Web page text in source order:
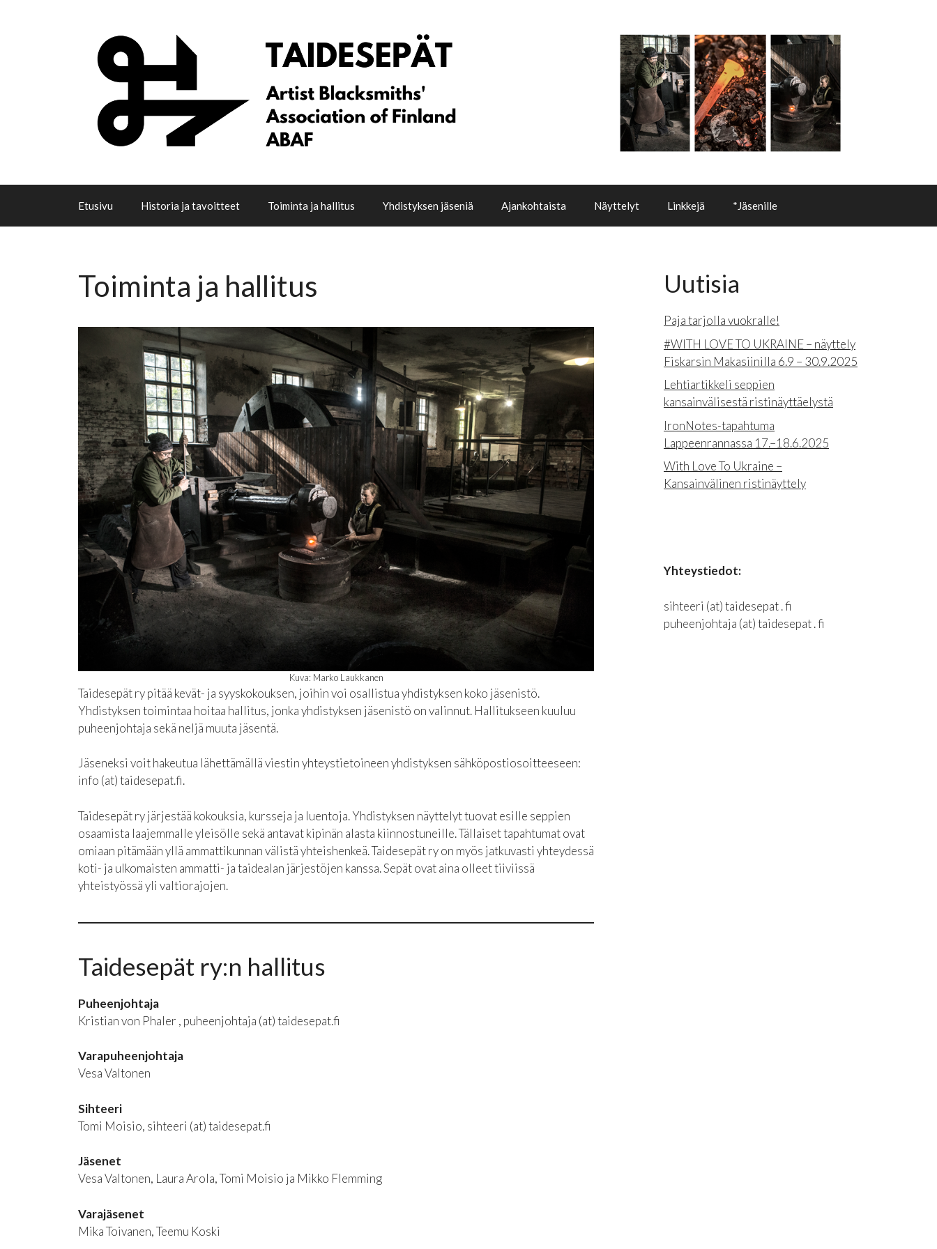
Etusivu Historia ja tavoitteet Toiminta ja hallitus Yhdistyksen jäseniä Ajankohtaista Näyttelyt Linkkejä *Jäsenille
Toiminta ja hallitus
Kuva: Marko Laukkanen
Taidesepät ry pitää kevät- ja syyskokouksen, joihin voi osallistua yhdistyksen koko jäsenistö.
Yhdistyksen toimintaa hoitaa hallitus, jonka yhdistyksen jäsenistö on valinnut. Hallitukseen kuuluu
puheenjohtaja sekä neljä muuta jäsentä.
Jäseneksi voit hakeutua lähettämällä viestin yhteystietoineen yhdistyksen sähköpostiosoitteeseen:
info (at) taidesepat.fi.
Taidesepät ry järjestää kokouksia, kursseja ja luentoja. Yhdistyksen näyttelyt tuovat esille seppien
osaamista laajemmalle yleisölle sekä antavat kipinän alasta kiinnostuneille. Tällaiset tapahtumat ovat
omiaan pitämään yllä ammattikunnan välistä yhteishenkeä. Taidesepät ry on myös jatkuvasti yhteydessä
koti- ja ulkomaisten ammatti- ja taidealan järjestöjen kanssa. Sepät ovat aina olleet tiiviissä
yhteistyössä yli valtiorajojen.
Taidesepät ry:n hallitus
Puheenjohtaja
Kristian von Phaler , puheenjohtaja (at) taidesepat.fi
Varapuheenjohtaja
Vesa Valtonen
Sihteeri
Tomi Moisio‬, sihteeri (at) taidesepat.fi
Jäsenet
Vesa Valtonen, Laura Arola, Tomi Moisio ja Mikko Flemming
Varajäsenet
Mika Toivanen,‬ ‪Teemu Koski
Uutisia
Paja tarjolla vuokralle!
#WITH LOVE TO UKRAINE – näyttely
Fiskarsin Makasiinilla 6.9 – 30.9.2025
Lehtiartikkeli seppien
kansainvälisestä ristinäyttäelystä
IronNotes-tapahtuma
Lappeenrannassa 17.–18.6.2025
With Love To Ukraine –
Kansainvälinen ristinäyttely
Yhteystiedot:
sihteeri (at) taidesepat . fi
puheenjohtaja (at) taidesepat . fi